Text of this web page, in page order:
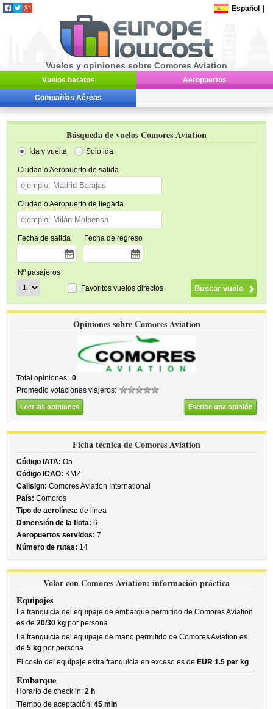
Español
Vuelos y opiniones sobre Comores Aviation
Vuelos baratos Aeropuertos
Compañías Aéreas
Búsqueda de vuelos Comores Aviation
Ida y vuelta Solo ida
Ciudad o Aeropuerto de salida
Ciudad o Aeropuerto de llegada
Fecha de salida Fecha de regreso
Nº pasajeros
Favoritos vuelos directos
Opiniones sobre Comores Aviation
Total opiniones: 0
Promedio votaciones viajeros:
Leer las opiniones Escribe una opinión
Ficha técnica de Comores Aviation
Código IATA: O5
Código ICAO: KMZ
Callsign: Comores Aviation International
País: Comoros
Tipo de aerolínea: de linea
Dimensión de la flota: 6
Aeropuertos servidos: 7
Número de rutas: 14
Volar con Comores Aviation: información práctica
Equipajes
La franquicia del equipaje de embarque permitido de Comores Aviation
es de20/30 kg por persona
La franquicia del equipaje de mano permitido de Comores Aviation es
de5 kg por persona
El costo del equipaje extra franquicia en exceso es de EUR 1.5 per kg
Embarque
Horario de check in:2 h
Tiempo de aceptación:45 min